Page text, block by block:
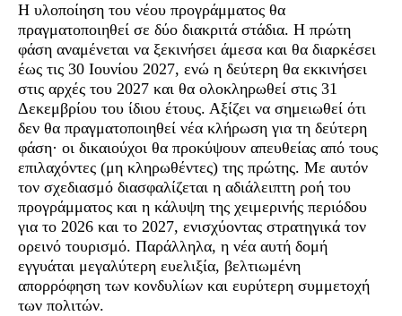
Η υλοποίηση του νέου προγράμματος θα
πραγματοποιηθεί σε δύο διακριτά στάδια. Η πρώτη
φάση αναμένεται να ξεκινήσει άμεσα και θα διαρκέσει
έως τις 30 Ιουνίου 2027, ενώ η δεύτερη θα εκκινήσει
στις αρχές του 2027 και θα ολοκληρωθεί στις 31
Δεκεμβρίου του ίδιου έτους. Αξίζει να σημειωθεί ότι
δεν θα πραγματοποιηθεί νέα κλήρωση για τη δεύτερη
φάση· οι δικαιούχοι θα προκύψουν απευθείας από τους
επιλαχόντες (μη κληρωθέντες) της πρώτης. Με αυτόν
τον σχεδιασμό διασφαλίζεται η αδιάλειπτη ροή του
προγράμματος και η κάλυψη της χειμερινής περιόδου
για το 2026 και το 2027, ενισχύοντας στρατηγικά τον
ορεινό τουρισμό. Παράλληλα, η νέα αυτή δομή
εγγυάται μεγαλύτερη ευελιξία, βελτιωμένη
απορρόφηση των κονδυλίων και ευρύτερη συμμετοχή
των πολιτών.